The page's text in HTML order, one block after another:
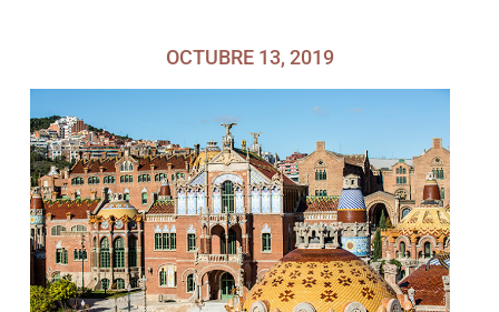
OCTUBRE 13, 2019